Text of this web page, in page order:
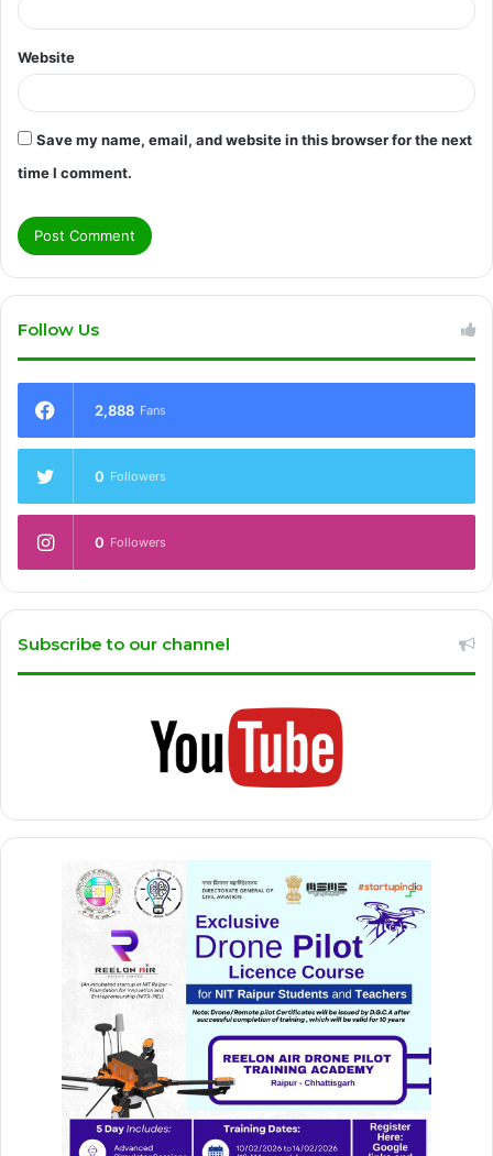
Website
Save my name, email, and website in this browser for the next
time I comment.
Follow Us
2,888 Fans
0 Followers
0 Followers
Subscribe to our channel